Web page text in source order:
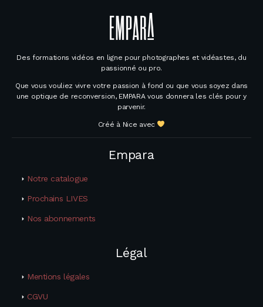
Des formations vidéos en ligne pour photographes et vidéastes, du
passionné ou pro.
Que vous vouliez vivre votre passion à fond ou que vous soyez dans
une optique de reconversion, EMPARA vous donnera les clés pour y
parvenir.
Créé à Nice avec
Empara
Notre catalogue
Prochains LIVES
Nos abonnements
Légal
Mentions légales
CGVU